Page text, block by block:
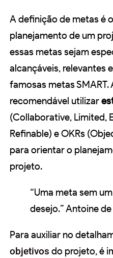
A definição de metas é
planejamento de um
essas metas sejam
alcançáveis, relevantes
famosas metas SMART.
recomendável utilizar
(Collaborative, Limited,
Refinable) e OKRs
para orientar o
projeto.
“Uma meta sem
desejo.” Antoine
Para auxiliar no
objetivos do projeto, é